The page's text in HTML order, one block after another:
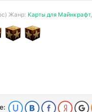
Жанр: Карты для Майнкрафт,